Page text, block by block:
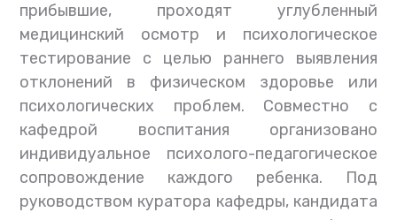
прибывшие, проходят углубленный
медицинский осмотр и психологическое
тестирование с целью раннего выявления
отклонений в физическом здоровье или
психологических проблем. Совместно с
кафедрой воспитания организовано
индивидуальное психолого-педагогическое
сопровождение каждого ребенка. Под
руководством куратора кафедры, кандидата